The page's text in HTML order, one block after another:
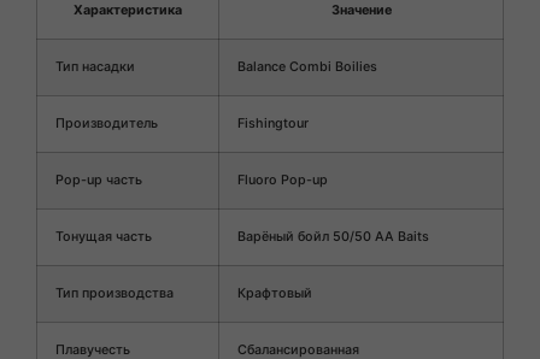
Характеристика Значение
Тип насадки Balance Combi Boilies
Производитель Fishingtour
Pop-up часть Fluoro Pop-up
Тонущая часть Варёный бойл 50/50 AA Baits
Тип производства Крафтовый
Плавучесть Сбалансированная